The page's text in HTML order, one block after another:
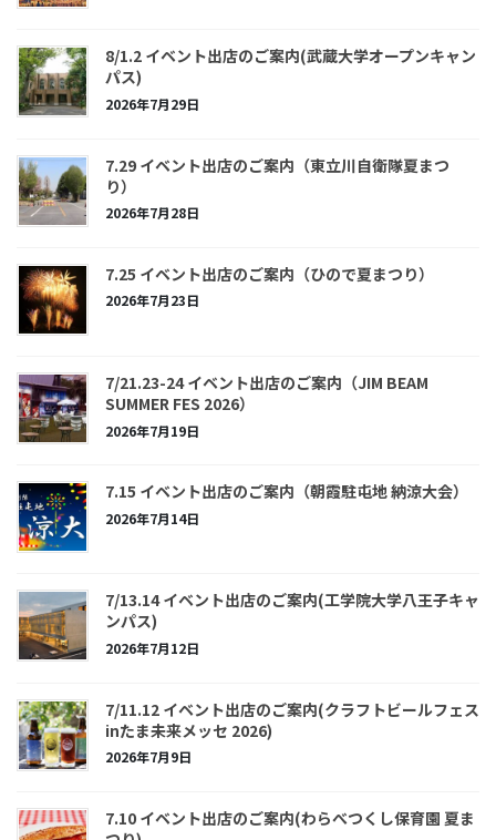
8/1.2 イベント出店のご案内(武蔵大学オープンキャン
パス)
2026年7月29日
7.29 イベント出店のご案内（東立川自衛隊夏まつ
り）
2026年7月28日
7.25 イベント出店のご案内（ひので夏まつり）
2026年7月23日
7/21.23-24 イベント出店のご案内（JIM BEAM
SUMMER FES 2026）
2026年7月19日
7.15 イベント出店のご案内（朝霞駐屯地 納涼大会）
2026年7月14日
7/13.14 イベント出店のご案内(工学院大学八王子キャ
ンパス)
2026年7月12日
7/11.12 イベント出店のご案内(クラフトビールフェス
inたま未来メッセ 2026)
2026年7月9日
7.10 イベント出店のご案内(わらべつくし保育園 夏ま